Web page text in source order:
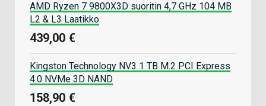
AMD Ryzen 7 9800X3D suoritin 4,7 GHz 104 MB
L2 & L3 Laatikko
439,00 €
Kingston Technology NV3 1 TB M.2 PCI Express
4.0 NVMe 3D NAND
158,90 €